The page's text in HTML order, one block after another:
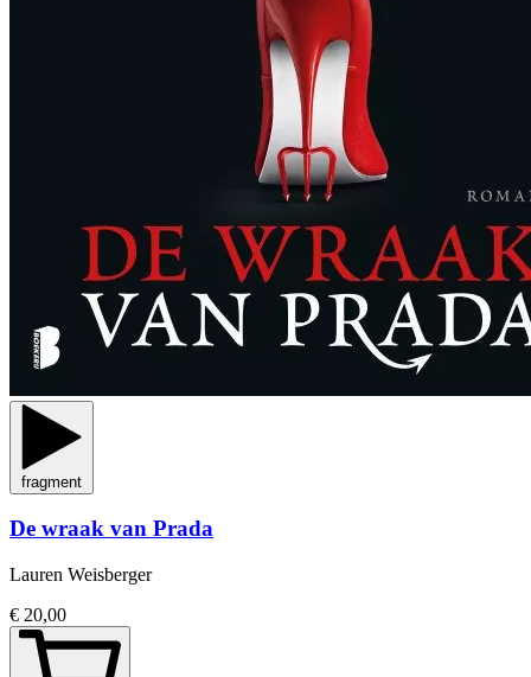
fragment
De wraak van Prada
Lauren Weisberger
€ 20,00